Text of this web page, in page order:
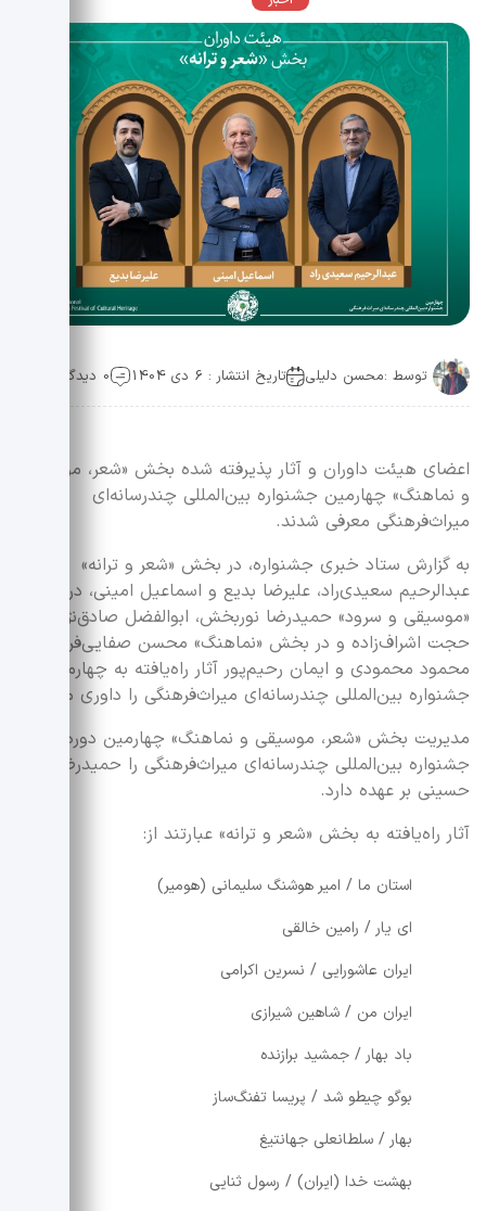
توسط :محسن دلیلی تاریخ انتشار : 6 دی 1404 0 دیدگاه
اعضای هیئت داوران و آثار پذیرفته شده بخش «شعر، موسیقی
و نماهنگ» چهارمین جشنواره بین‌المللی چندرسانه‌ای
میراث‌فرهنگی معرفی شدند.
به گزارش ستاد خبری جشنواره، در بخش «شعر و ترانه»
عبدالرحیم سعیدی‌راد، علیرضا بدیع و اسماعیل امینی، در بخش
«موسیقی و سرود» حمیدرضا نوربخش، ابوالفضل صادق‌نژاد و
حجت اشراف‌زاده و در بخش «نماهنگ» محسن صفایی‌فرد،
محمود محمودی و ایمان رحیم‌پور آثار راه‌یافته به چهارمین
جشنواره بین‌المللی چندرسانه‌ای میراث‌فرهنگی را داوری می‌کنند.
مدیریت بخش «شعر، موسیقی و نماهنگ» چهارمین دوره
جشنواره بین‌المللی چندرسانه‌ای میراث‌فرهنگی را حمیدرضا
حسینی بر عهده دارد.
آثار راه‌یافته به بخش «شعر و ترانه» عبارتند از:
استان ما / امیر هوشنگ سلیمانی (هومیر)
ای یار / رامین خالقی
ایران عاشورایی / نسرین اکرامی
ایران من / شاهین شیرازی
باد بهار / جمشید برازنده
بوگو چیطو شد / پریسا تفنگ‌ساز
بهار / سلطانعلی جهانتیغ
بهشت خدا (ایران) / رسول ثنایی